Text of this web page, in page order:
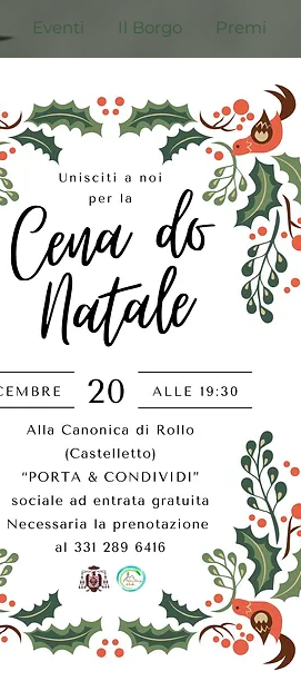
Eventi Il Borgo Premi